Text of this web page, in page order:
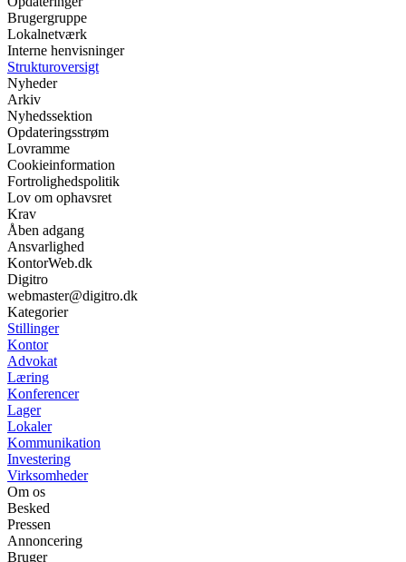
Brugergruppe
Lokalnetværk
Interne henvisninger
Strukturoversigt
Nyheder
Arkiv
Nyhedssektion
Opdateringsstrøm
Lovramme
Cookieinformation
Fortrolighedspolitik
Lov om ophavsret
Krav
Åben adgang
Ansvarlighed
KontorWeb.dk
Digitro
webmaster@digitro.dk
Kategorier
Stillinger
Kontor
Advokat
Læring
Konferencer
Lager
Lokaler
Kommunikation
Investering
Virksomheder
Om os
Besked
Pressen
Annoncering
Bruger